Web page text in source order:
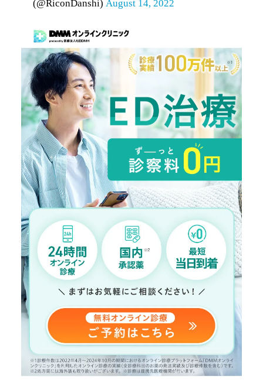
ED治療薬費用
・バラ売り
・まとめ買い
バイアグラジェネリック
レビトラジェネリック
レビトラジェネリック
レビトラジェネリック
レビトラジェネリック
レビトラジェネリック
シアリスジェネリック
シアリスジェネリック
シアリスジェネリック
シアリスジェネリック
シアリスジェネリック
シアリスジェネリック
その他の費用
初診料：0円
再診料：0円
配送料
550円
税込み
クレジットカード決済
利用可
VISA、American Express、
(@RiconDanshi) August 14, 2022